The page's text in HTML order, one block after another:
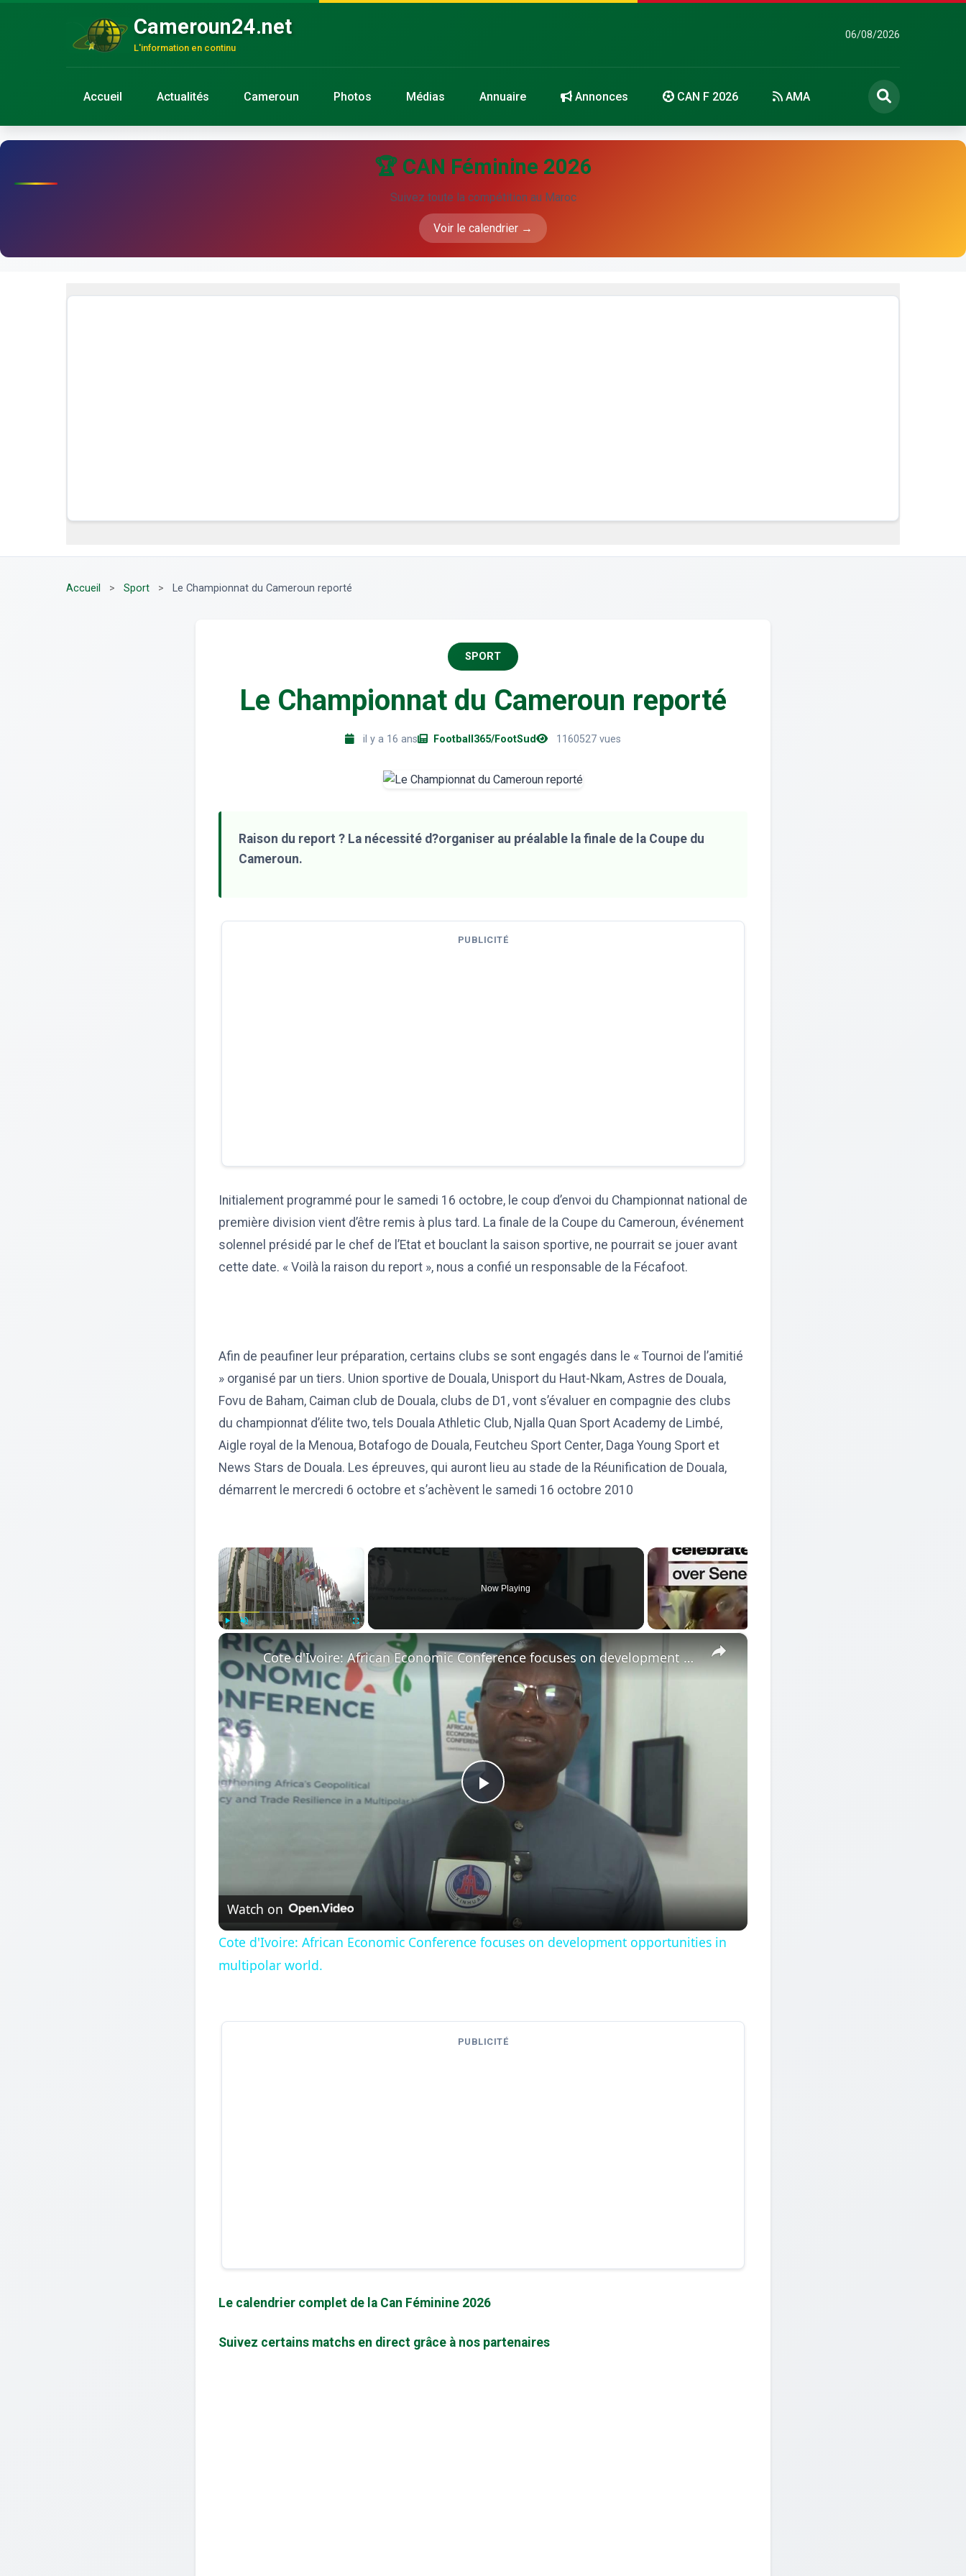
Cameroun24.net
L'information en continu
06/08/2026
Accueil Actualités Cameroun Photos Médias Annuaire Annonces CAN F 2026 AMA
🏆 CAN Féminine 2026
Suivez toute la compétition au Maroc
Voir le calendrier →
Accueil > Sport > Le Championnat du Cameroun reporté
SPORT
Le Championnat du Cameroun reporté
il y a 16 ans Football365/FootSud 1160527 vues
Raison du report ? La nécessité d?organiser au préalable la finale de la Coupe du
Cameroun.
PUBLICITÉ
Initialement programmé pour le samedi 16 octobre, le coup d’envoi du Championnat national de
première division vient d’être remis à plus tard. La finale de la Coupe du Cameroun, événement
solennel présidé par le chef de l’Etat et bouclant la saison sportive, ne pourrait se jouer avant
cette date. « Voilà la raison du report », nous a confié un responsable de la Fécafoot.
Afin de peaufiner leur préparation, certains clubs se sont engagés dans le « Tournoi de l’amitié
» organisé par un tiers. Union sportive de Douala, Unisport du Haut-Nkam, Astres de Douala,
Fovu de Baham, Caiman club de Douala, clubs de D1, vont s’évaluer en compagnie des clubs
du championnat d’élite two, tels Douala Athletic Club, Njalla Quan Sport Academy de Limbé,
Aigle royal de la Menoua, Botafogo de Douala, Feutcheu Sport Center, Daga Young Sport et
News Stars de Douala. Les épreuves, qui auront lieu au stade de la Réunification de Douala,
démarrent le mercredi 6 octobre et s’achèvent le samedi 16 octobre 2010
Play Unmute
Now Playing
×
Play
Video
Cote d'Ivoire: African Economic Conference focuses on development opportunities in multipolar world.
Watch on
Cote d'Ivoire: African Economic Conference focuses on development opportunities in
multipolar world.
PUBLICITÉ
Le calendrier complet de la Can Féminine 2026
Suivez certains matchs en direct grâce à nos partenaires